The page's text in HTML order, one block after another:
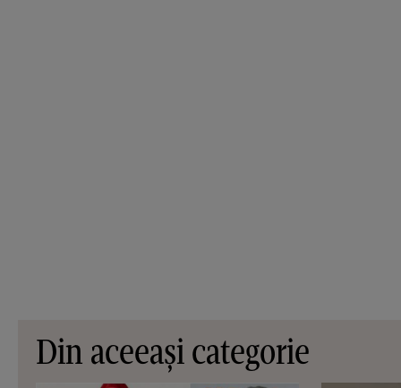
Din aceeași categorie